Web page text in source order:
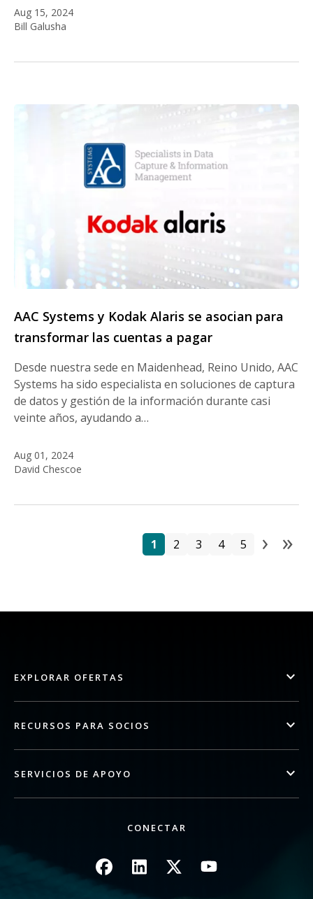
Aug 15, 2024
Bill Galusha
AAC Systems y Kodak Alaris se asocian para
transformar las cuentas a pagar
Desde nuestra sede en Maidenhead, Reino Unido, AAC
Systems ha sido especialista en soluciones de captura
de datos y gestión de la información durante casi
veinte años, ayudando a…
Aug 01, 2024
David Chescoe
Página
1 Página
2 Página
3 Página
4 Página
5 › »
EXPLORAR OFERTAS
RECURSOS PARA SOCIOS
SERVICIOS DE APOYO
CONECTAR
ImagenImagenImagenImagen